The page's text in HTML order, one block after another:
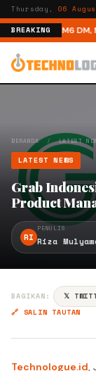
Thursday,06
BREAKING
Mode di M6 DM,
BERANDA/LATEST
LATEST NEWS
Grab
Product
RI
PENULIS
Riza
BAGIKAN: 𝕏
🔗 SALIN TAUTAN
Technologue.id,